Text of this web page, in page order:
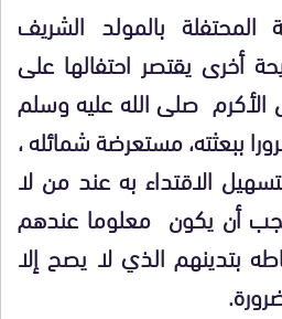
بالمولد الشريف
أخرى يقتصر احتفالها على
صلى الله عليه وسلم
ببعثته، مستعرضة شمائله ،
الاقتداء به عند من لا
أن يكون معلوما عندهم
بتدينهم الذي لا يصح إلا